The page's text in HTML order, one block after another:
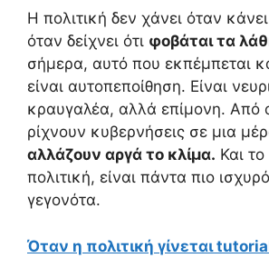
Η πολιτική δεν χάνει όταν
όταν δείχνει ότι φοβάται τα
σήμερα, αυτό που εκπέμπεται
είναι αυτοπεποίθηση. Είναι
κραυγαλέα, αλλά επίμονη. Από
ρίχνουν κυβερνήσεις σε μια
αλλάζουν αργά το κλίμα. Και
πολιτική, είναι πάντα πιο
γεγονότα.
Όταν η πολιτική γίνεται